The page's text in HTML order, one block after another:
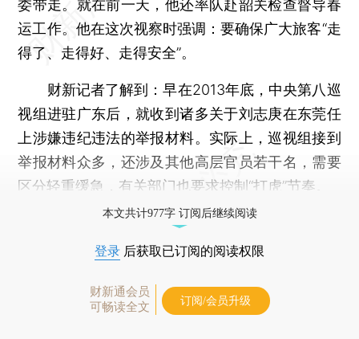
委带走。就在前一天，他还率队赴韶关检查督导春
运工作。他在这次视察时强调：要确保广大旅客“走
得了、走得好、走得安全”。
财新记者了解到：早在2013年底，中央第八巡
视组进驻广东后，就收到诸多关于刘志庚在东莞任
上涉嫌违纪违法的举报材料。实际上，巡视组接到
举报材料众多，还涉及其他高层官员若干名，需要
区分轻重缓急，有关部门也要求控制“打虎”节奏。
本文共计977字 订阅后继续阅读
登录 后获取已订阅的阅读权限
财新通会员
可畅读全文
订阅/会员升级